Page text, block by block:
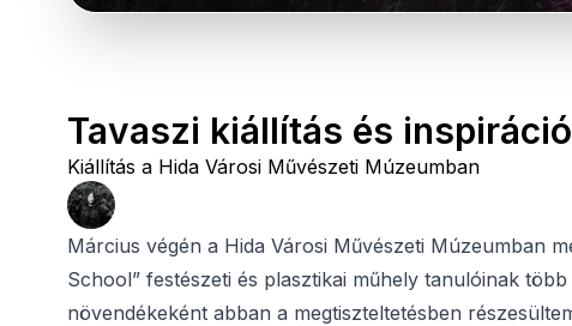
Tavaszi kiállítás és
Kiállítás a Hida Városi Művészeti Múzeumban
Március végén a Hida Városi Művészeti Múzeumban
School” festészeti és plasztikai műhely tanulóinak
növendékeként abban a megtiszteltetésben